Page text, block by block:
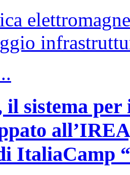
il sistema
ItaliaCamp